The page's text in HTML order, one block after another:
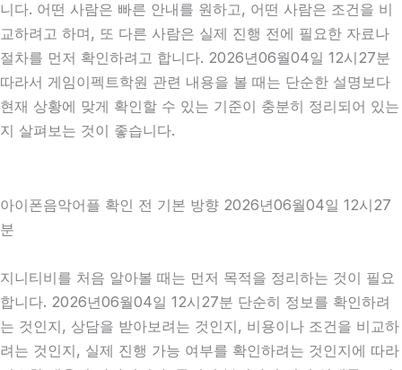
니다. 어떤 사람은 빠른 안내를 원하고, 어떤 사람은 조건을 비
교하려고 하며, 또 다른 사람은 실제 진행 전에 필요한 자료나
절차를 먼저 확인하려고 합니다. 2026년06월04일 12시27분
따라서 게임이펙트학원 관련 내용을 볼 때는 단순한 설명보다
현재 상황에 맞게 확인할 수 있는 기준이 충분히 정리되어 있는
지 살펴보는 것이 좋습니다.
아이폰음악어플 확인 전 기본 방향 2026년06월04일 12시27
분
지니티비를 처음 알아볼 때는 먼저 목적을 정리하는 것이 필요
합니다. 2026년06월04일 12시27분 단순히 정보를 확인하려
는 것인지, 상담을 받아보려는 것인지, 비용이나 조건을 비교하
려는 것인지, 실제 진행 가능 여부를 확인하려는 것인지에 따라